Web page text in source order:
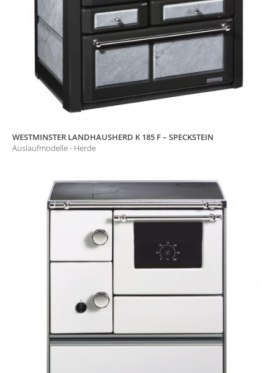
WESTMINSTER LANDHAUSHERD K 185 F – SPECKSTEIN
Auslaufmodelle - Herde